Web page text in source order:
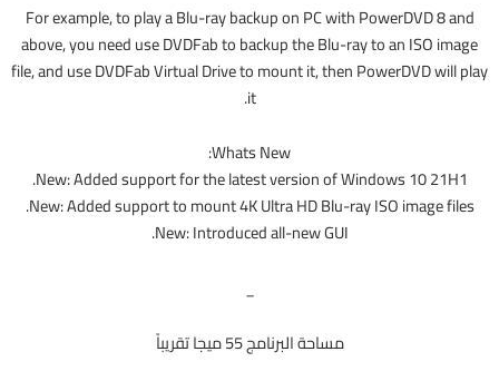
For example, to play a Blu-ray backup on PC with PowerDVD 8 and
above, you need use DVDFab to backup the Blu-ray to an ISO image
file, and use DVDFab Virtual Drive to mount it, then PowerDVD will play
it.
Whats New:
New: Added support for the latest version of Windows 10 21H1.
New: Added support to mount 4K Ultra HD Blu-ray ISO image files.
New: Introduced all-new GUI.
_
مساحة البرنامج 55 ميجا تقريباً